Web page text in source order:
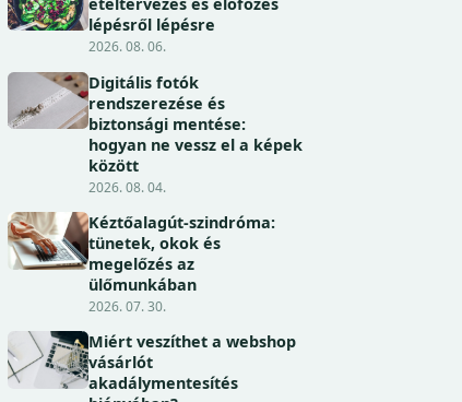
lépésről lépésre
2026. 08. 06.
Digitális fotók
rendszerezése és
biztonsági mentése:
hogyan ne vessz el a képek
között
2026. 08. 04.
Kéztőalagút-szindróma:
tünetek, okok és
megelőzés az
ülőmunkában
2026. 07. 30.
Miért veszíthet a webshop
vásárlót
akadálymentesítés